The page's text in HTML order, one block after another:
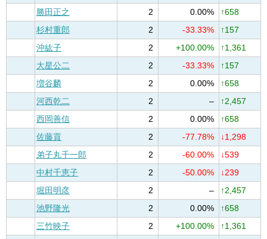
勝田正之
2 0.00%
↑658
杉村重郎
2 -33.33%
↑157
沖紘子
2 +100.00%
↑1,361
大星公二
2 -33.33%
↑157
増谷麟
2 0.00%
↑658
河西乾二
2 –
↑2,457
西岡善信
2 0.00%
↑658
佐藤貢
2 -77.78%
↓1,298
弟子丸千一郎
2 -60.00%
↓539
中村千恵子
2 -50.00%
↓239
堀田明彦
2 –
↑2,457
池野隆光
2 0.00%
↑658
三竹映子
2 +100.00%
↑1,361